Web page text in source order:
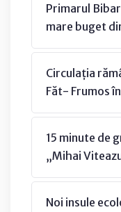
Primarul
mare buget
Circulația
Făt- Frumos
15 minute de
„Mihai
Noi insule